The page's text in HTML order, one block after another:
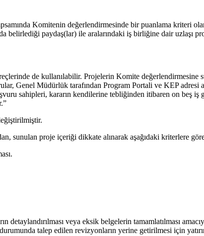
Komitenin değerlendirmesinde bir puanlama kriteri
paydaş(lar) ile aralarındaki iş birliğine dair uzlaşı
de kullanılabilir. Projelerin Komite değerlendirmesine
Genel Müdürlük tarafından Program Portali ve KEP adresi
sahipleri, kararın kendilerine tebliğinden itibaren on beş
sunulan proje içeriği dikkate alınarak aşağıdaki kriterlere
veya eksik belgelerin tamamlatılması
talep edilen revizyonların yerine getirilmesi için